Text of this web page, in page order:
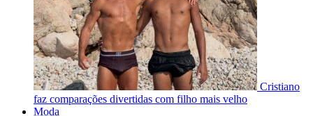
Cristiano
faz comparações divertidas com filho mais velho
Moda